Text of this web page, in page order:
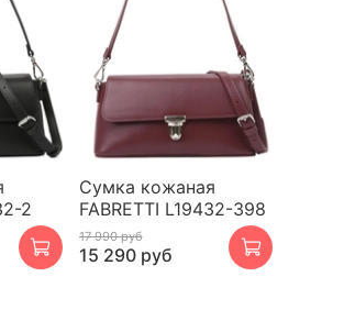
2
Сумка кожаная
FABRETTI L19432-398
17 990 руб
15 290 руб